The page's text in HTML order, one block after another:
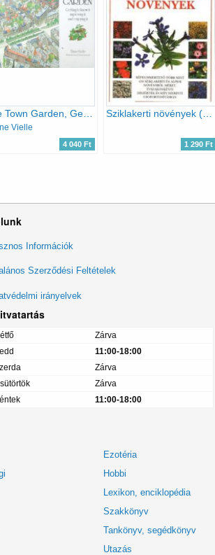
Vielle
4 040 Ft
Sziklakerti növények (Növénykalauz)
1 290 Ft
Információk
Szerződési Feltételek
irányelvek
Zárva
11:00-18:00
Zárva
Zárva
11:00-18:00
Ezotéria
Hobbi
Lexikon, enciklopédia
Szakkönyv
Tankönyv, segédkönyv
Utazás